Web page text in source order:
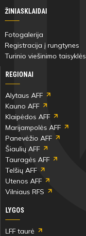
ŽINIASKLAIDAI
Fotogalerija
Registracija į rungtynes
Turinio viešinimo taisyklės
REGIONAI
Alytaus AFF
Kauno AFF
Klaipėdos AFF
Marijampolės AFF
Panevėžio AFF
Šiaulių AFF
Tauragės AFF
Telšių AFF
Utenos AFF
Vilniaus RFS
LYGOS
LFF taurė